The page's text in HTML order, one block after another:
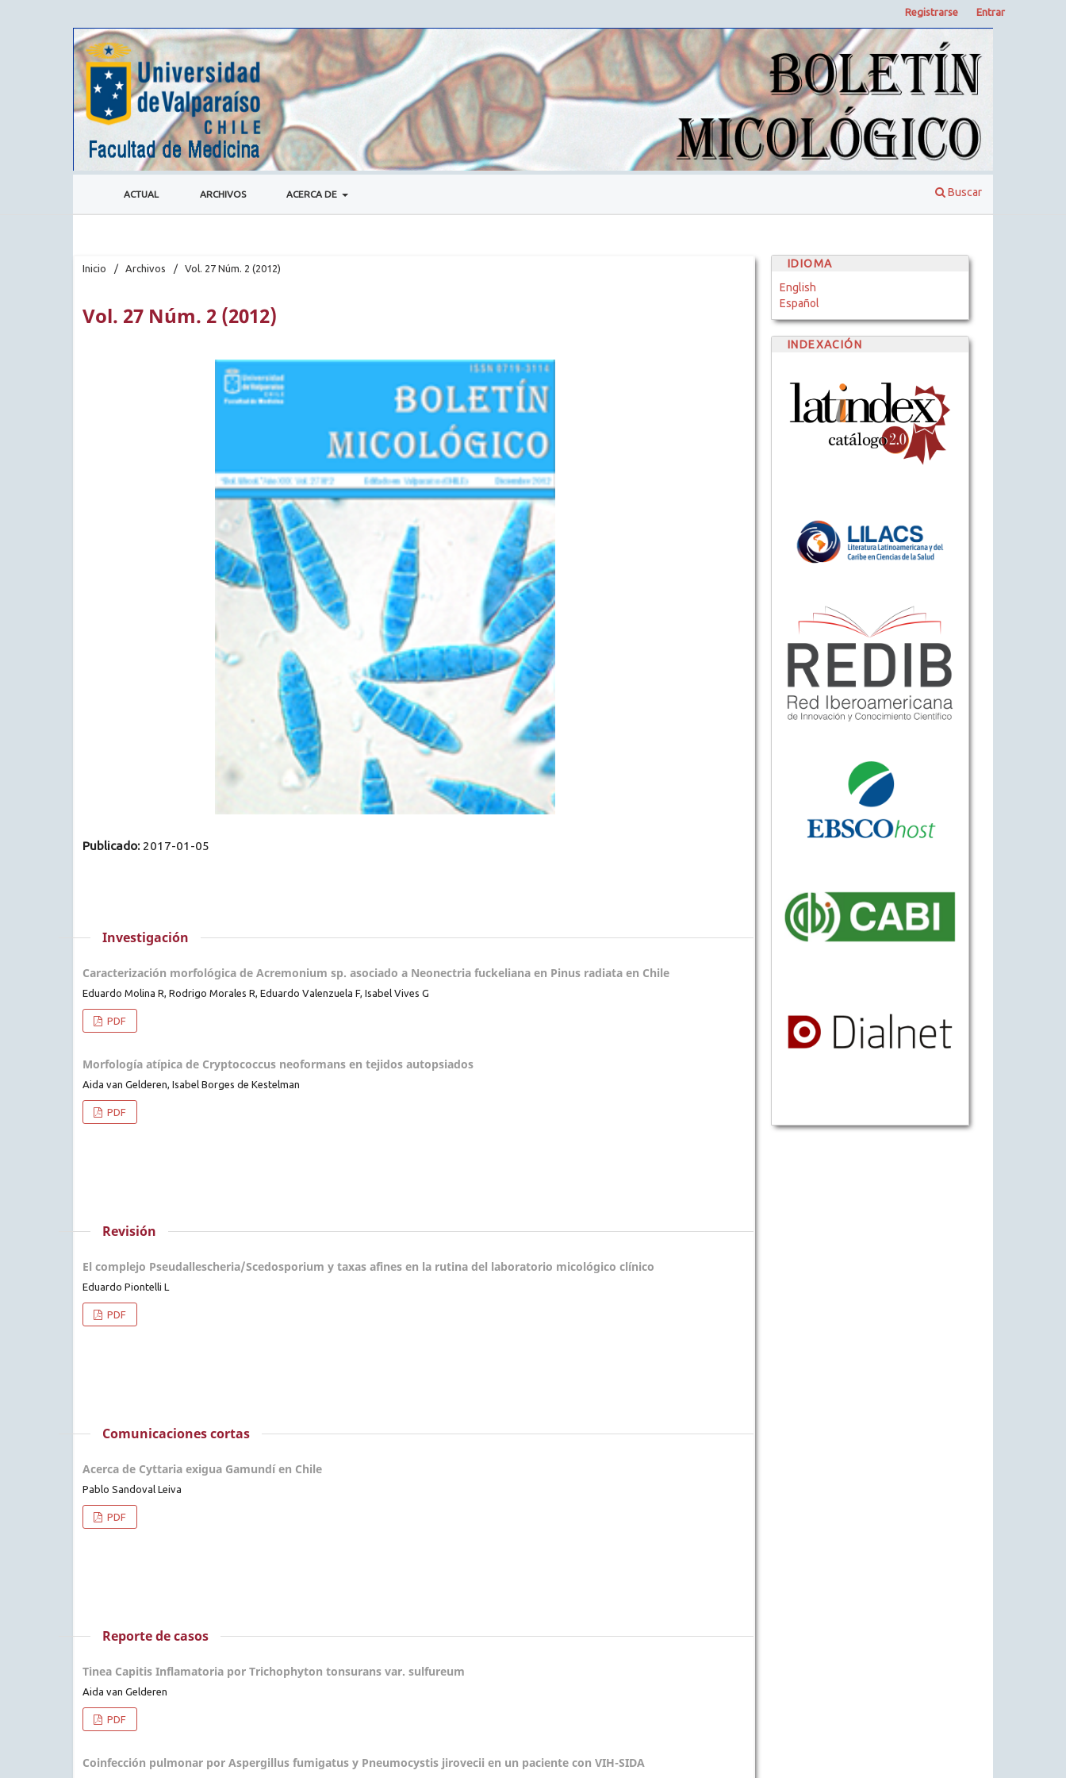
ACTUAL ARCHIVOS ACERCA DE Buscar
Registrarse Entrar
Inicio / Archivos / Vol. 27 Núm. 2 (2012)
Vol. 27 Núm. 2 (2012)
Publicado: 2017-01-05
Investigación
Caracterización morfológica de Acremonium sp. asociado a Neonectria fuckeliana en Pinus radiata en Chile
Eduardo Molina R, Rodrigo Morales R, Eduardo Valenzuela F, Isabel Vives G
PDF
Morfología atípica de Cryptococcus neoformans en tejidos autopsiados
Aida van Gelderen, Isabel Borges de Kestelman
PDF
Revisión
El complejo Pseudallescheria/Scedosporium y taxas afines en la rutina del laboratorio micológico clínico
Eduardo Piontelli L
PDF
Comunicaciones cortas
Acerca de Cyttaria exigua Gamundí en Chile
Pablo Sandoval Leiva
PDF
Reporte de casos
Tinea Capitis Inflamatoria por Trichophyton tonsurans var. sulfureum
Aida van Gelderen
PDF
Coinfección pulmonar por Aspergillus fumigatus y Pneumocystis jirovecii en un paciente con VIH-SIDA
IDIOMA
English
Español
INDEXACIÓN